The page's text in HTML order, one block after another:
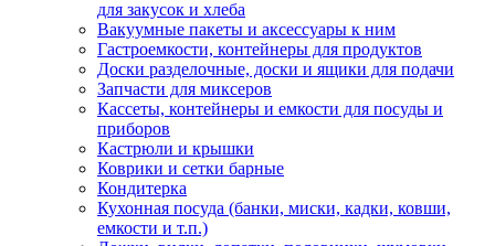
для закусок и хлеба
Вакуумные пакеты и аксессуары к ним
Гастроемкости, контейнеры для продуктов
Доски разделочные, доски и ящики для подачи
Запчасти для миксеров
Кассеты, контейнеры и емкости для посуды и
приборов
Кастрюли и крышки
Коврики и сетки барные
Кондитерка
Кухонная посуда (банки, миски, кадки, ковши,
емкости и т.п.)